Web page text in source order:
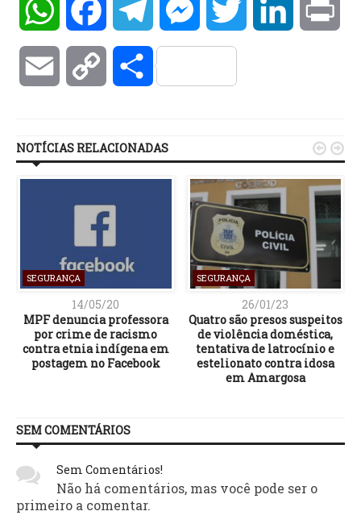
WhatsAppFacebookTelegramMessengerTwitter LinkedIn
Email Copy Compartilhar
NOTÍCIAS RELACIONADAS
SEGURANÇA
14/05/20
MPF denuncia professora
por crime de racismo
contra etnia indígena em
postagem no Facebook
SEGURANÇA
26/01/23
Quatro são presos suspeitos
de violência doméstica,
tentativa de latrocínio e
estelionato contra idosa
em Amargosa
 
SEM COMENTÁRIOS
Sem Comentários!
Não há comentários, mas você pode ser o
primeiro a comentar.